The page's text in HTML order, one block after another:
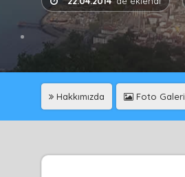
Hakkımızda Foto Galeri